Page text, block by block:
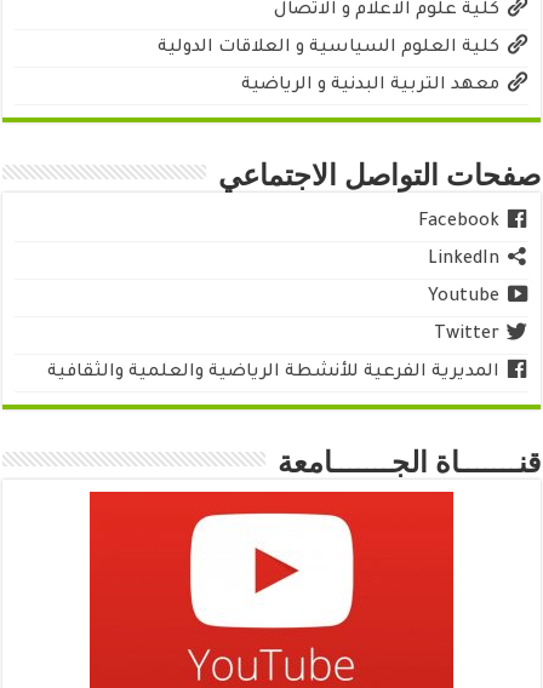
كلية علوم الاعلام و الاتصال
كلية العلوم السياسية و العلاقات الدولية
معهد التربية البدنية و الرياضية
صفحات التواصل الاجتماعي
Facebook
LinkedIn
Youtube
Twitter
المديرية الفرعية للأنشطة الرياضية والعلمية والثقافية
قنـــــــاة الجـــــــامعة